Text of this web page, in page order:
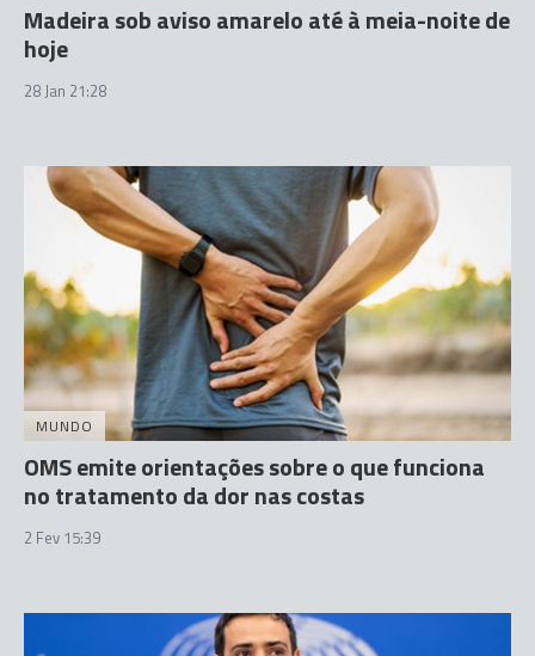
Madeira sob aviso amarelo até à meia-noite de
hoje
28 Jan 21:28
MUNDO
OMS emite orientações sobre o que funciona
no tratamento da dor nas costas
2 Fev 15:39